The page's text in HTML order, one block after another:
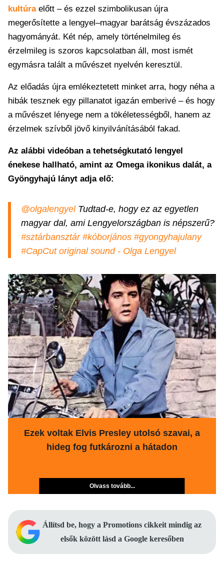
kultúraelőtt – és ezzel szimbolikusan újra
megerősítette a lengyel–magyar barátság évszázados
hagyományát. Két nép, amely történelmileg és
érzelmileg is szoros kapcsolatban áll, most ismét
egymásra talált a művészet nyelvén keresztül.
Az előadás újra emlékeztetett minket arra, hogy néha a
hibák tesznek egy pillanatot igazán emberivé – és hogy
a művészet lényege nem a tökéletességből, hanem az
érzelmek szívből jövő kinyilvánításából fakad.
Az alábbi videóban a tehetségkutató lengyel
énekese hallható, amint az Omega ikonikus dalát, a
Gyöngyhajú lányt adja elő:
@olgalengyelTudtad-e, hogy ez az egyetlen
magyar dal, ami Lengyelországban is népszerű?
#sztárbansztár #kóborjános #gyongyhajulany
#CapCut original sound - Olga Lengyel
Ezek voltak Elvis Presley utolsó szavai, a
hideg fog futkározni a hátadon
Olvass tovább...
Állítsd be, hogy a Promotions cikkeit mindig az
elsők között lásd a Google keresőben